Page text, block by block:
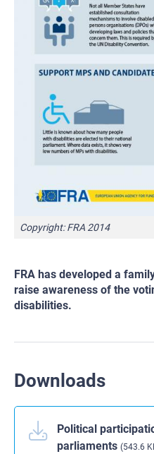
Copyright: FRA 2014
FRA has developed a
raise awareness of the
disabilities.
Downloads
Political
parliaments (543.6